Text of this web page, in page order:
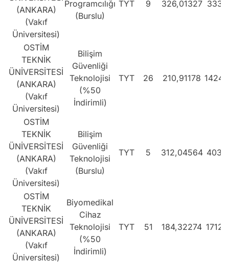
(ANKARA)
(Vakıf
Üniversitesi)
Programcılığı
(Burslu)
TYT 9 326,01327
OSTİM
TEKNİK
ÜNİVERSİTESİ
(ANKARA)
(Vakıf
Üniversitesi)
Bilişim
Güvenliği
Teknolojisi
(%50
İndirimli)
TYT 26 210,91178
OSTİM
TEKNİK
ÜNİVERSİTESİ
(ANKARA)
(Vakıf
Üniversitesi)
Bilişim
Güvenliği
Teknolojisi
(Burslu)
TYT 5 312,04564
OSTİM
TEKNİK
ÜNİVERSİTESİ
(ANKARA)
(Vakıf
Üniversitesi)
Biyomedikal
Cihaz
Teknolojisi
(%50
İndirimli)
TYT 51 184,32274